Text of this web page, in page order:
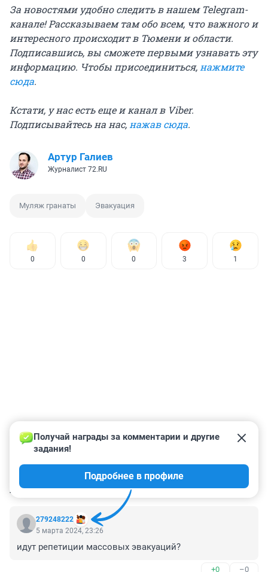
За новостями удобно следить в нашем Telegram-
канале! Рассказываем там обо всем, что важного и
интересного происходит в Тюмени и области.
Подписавшись, вы сможете первыми узнавать эту
информацию. Чтобы присоединиться, нажмите
сюда.
Кстати, у нас есть еще и канал в Viber.
Подписывайтесь на нас, нажав сюда.
Артур Галиев
Журналист 72.RU
Муляж гранаты Эвакуация
0 0 0 3 1
КОММЕНТАРИИ 4
279248222
Получай награды за комментарии и другие
задания!
Подробнее в профиле
5 марта 2024, 23:26
идут репетиции массовых эвакуаций?
+0 –0